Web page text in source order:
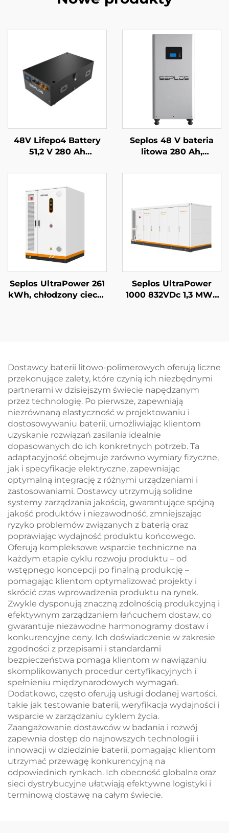
48V Lifepo4 Battery
51,2 V 280 Ah
zasilania awaryjnego
baterią Mason 14 kWh
bateria słoneczna
Seplos
Seplos 48 V bateria
litowa 280 Ah,
magazynowania
litowo-żelazowo-
fosforanowa (LiFePO4)
Seplos UltraPower 261
kWh, chłodzony cieczą
zarządzanie termiczne
dla przemysłowych
systemów
magazynowania
energii w
mikrosieciach
Seplos UltraPower
1000 832VDc 1,3 MWh
cieczowym Mikrosieci
BESS
Dostawcy baterii litowo-polimerowych oferują liczne
przekonujące zalety, które czynią ich niezbędnymi
partnerami w dzisiejszym świecie napędzanym
przez technologię. Po pierwsze, zapewniają
niezrównaną elastyczność w projektowaniu i
dostosowywaniu baterii, umożliwiając klientom
uzyskanie rozwiązań zasilania idealnie
dopasowanych do ich konkretnych potrzeb. Ta
adaptacyjność obejmuje zarówno wymiary fizyczne,
jak i specyfikacje elektryczne, zapewniając
optymalną integrację z różnymi urządzeniami i
zastosowaniami. Dostawcy utrzymują solidne
systemy zarządzania jakością, gwarantujące spójną
jakość produktów i niezawodność, zmniejszając
ryzyko problemów związanych z baterią oraz
poprawiając wydajność produktu końcowego.
Oferują kompleksowe wsparcie techniczne na
każdym etapie cyklu rozwoju produktu – od
wstępnego koncepcji po finalną produkcję –
pomagając klientom optymalizować projekty i
skrócić czas wprowadzenia produktu na rynek.
Zwykle dysponują znaczną zdolnością produkcyjną i
efektywnym zarządzaniem łańcuchem dostaw, co
gwarantuje niezawodne harmonogramy dostaw i
konkurencyjne ceny. Ich doświadczenie w zakresie
zgodności z przepisami i standardami
bezpieczeństwa pomaga klientom w nawiązaniu
skomplikowanych procedur certyfikacyjnych i
spełnieniu międzynarodowych wymagań.
Dodatkowo, często oferują usługi dodanej wartości,
takie jak testowanie baterii, weryfikacja wydajności i
wsparcie w zarządzaniu cyklem życia.
Zaangażowanie dostawców w badania i rozwój
zapewnia dostęp do najnowszych technologii i
innowacji w dziedzinie baterii, pomagając klientom
utrzymać przewagę konkurencyjną na
odpowiednich rynkach. Ich obecność globalna oraz
sieci dystrybucyjne ułatwiają efektywne logistyki i
terminową dostawę na całym świecie.